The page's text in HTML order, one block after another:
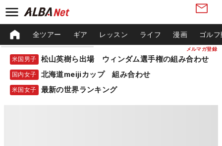
メルマガ登録
全ツアー ギア レッスン ライフ 漫画 ゴル
米国男子 松山英樹ら出場 ウィンダム選手権の組み合わせ
国内女子 北海道meijiカップ 組み合わせ
米国女子 最新の世界ランキング